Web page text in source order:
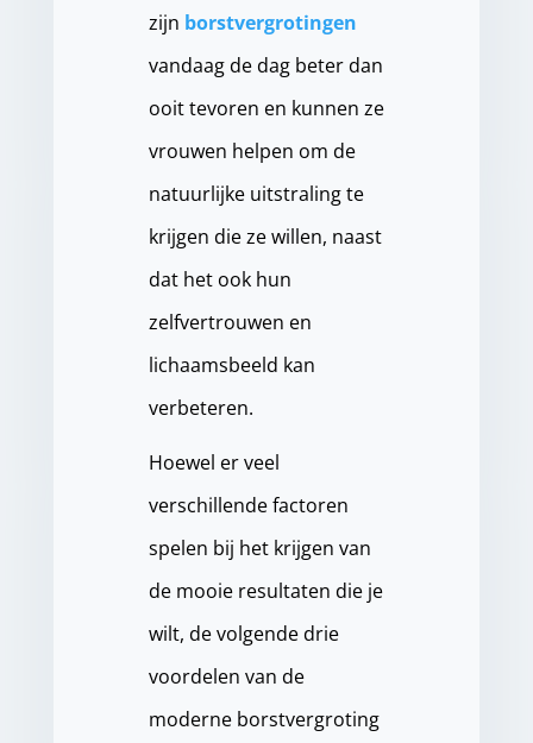
zijn borstvergrotingen
vandaag de dag beter dan
ooit tevoren en kunnen ze
vrouwen helpen om de
natuurlijke uitstraling te
krijgen die ze willen, naast
dat het ook hun
zelfvertrouwen en
lichaamsbeeld kan
verbeteren.
Hoewel er veel
verschillende factoren
spelen bij het krijgen van
de mooie resultaten die je
wilt, de volgende drie
voordelen van de
moderne borstvergroting